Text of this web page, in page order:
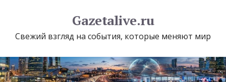
Gazetalive.ru
Свежий взгляд на события, которые меняют мир